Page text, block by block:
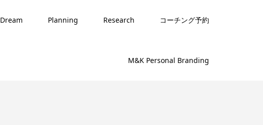
Dream Planning Research コーチング予約
M&K Personal Branding